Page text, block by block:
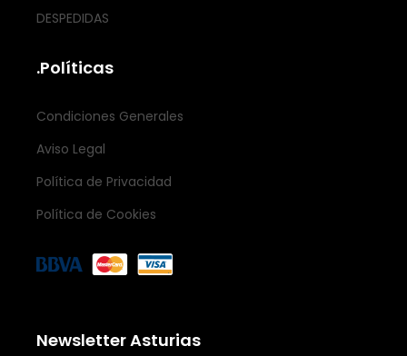
DESPEDIDAS
.Políticas
Condiciones Generales
Aviso Legal
Política de Privacidad
Política de Cookies
Newsletter Asturias